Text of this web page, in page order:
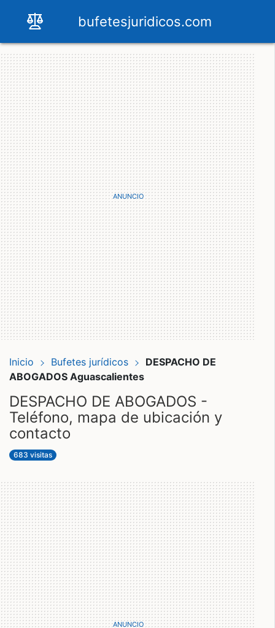
bufetesjuridicos.com
Inicio Bufetes jurídicos
DESPACHO DE
ABOGADOS Aguascalientes
DESPACHO DE ABOGADOS -
Teléfono, mapa de ubicación y
contacto
683 visitas